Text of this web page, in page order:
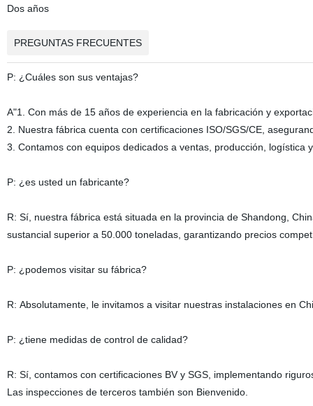
Dos años
PREGUNTAS FRECUENTES
P: ¿Cuáles son sus ventajas?
A"1. Con más de 15 años de experiencia en la fabricación y
2. Nuestra fábrica cuenta con certificaciones ISO/SGS/CE,
3. Contamos con equipos dedicados a ventas, producción,
P: ¿es usted un fabricante?
R: Sí, nuestra fábrica está situada en la provincia de Shandong,
sustancial superior a 50.000 toneladas, garantizando precios
P: ¿podemos visitar su fábrica?
R: Absolutamente, le invitamos a visitar nuestras instalaciones en
P: ¿tiene medidas de control de calidad?
R: Sí, contamos con certificaciones BV y SGS, implementando
Las inspecciones de terceros también son Bienvenido.